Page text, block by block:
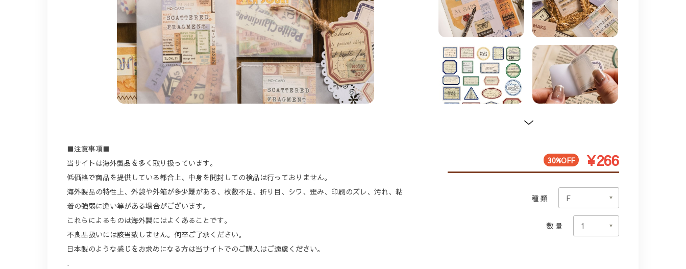
■注意事項■
当サイトは海外製品を多く取り扱っています。
低価格で商品を提供している都合上、中身を開封しての検品は行っておりません。
海外製品の特性上、外袋や外箱が多少難がある、枚数不足、折り目、シワ、歪み、印刷のズレ、汚れ、粘
着の強弱に違い等がある場合がございます。
これらによるものは海外製にはよくあることです。
不良品扱いには該当致しません。何卒ご了承ください。
日本製のような感じをお求めになる方は当サイトでのご購入はご遠慮ください。
.
30%OFF ¥266
種類
数量